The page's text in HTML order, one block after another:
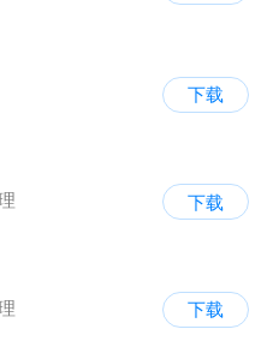
下载
下载
下载